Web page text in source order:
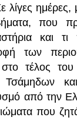
ημέρες,
που
και
των
τέλος
Τσάμηδων
από την
που